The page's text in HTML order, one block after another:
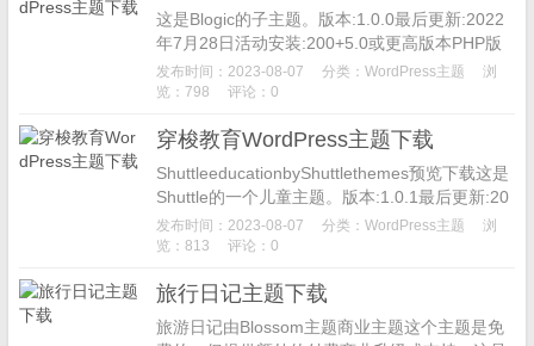
这是Blogic的子主题。版本:1.0.0最后更新:2022
年7月28日活动安装:200+5.0或更高版本PHP版
本:5.6或更高主题主页BlogWorld...
发布时间：2023-08-07 分类： WordPress主题
浏
览：798
评论：0
穿梭教育WordPress主题下载
ShuttleeducationbyShuttlethemes预览下载这是
Shuttle的一个儿童主题。版本:1.0.1最后更新:20
22年8月22日...
发布时间：2023-08-07 分类： WordPress主题
浏
览：813
评论：0
旅行日记主题下载
旅游日记由Blossom主题商业主题这个主题是免